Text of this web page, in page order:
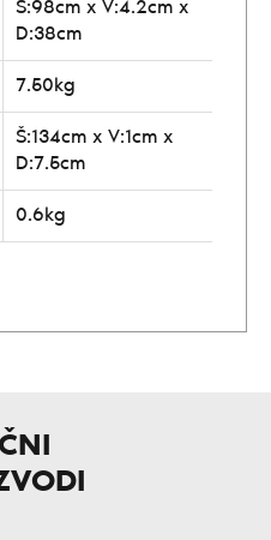
Š:98cm x V:4.2cm x
D:38cm
7.50kg
Š:134cm x V:1cm x
D:7.5cm
0.6kg